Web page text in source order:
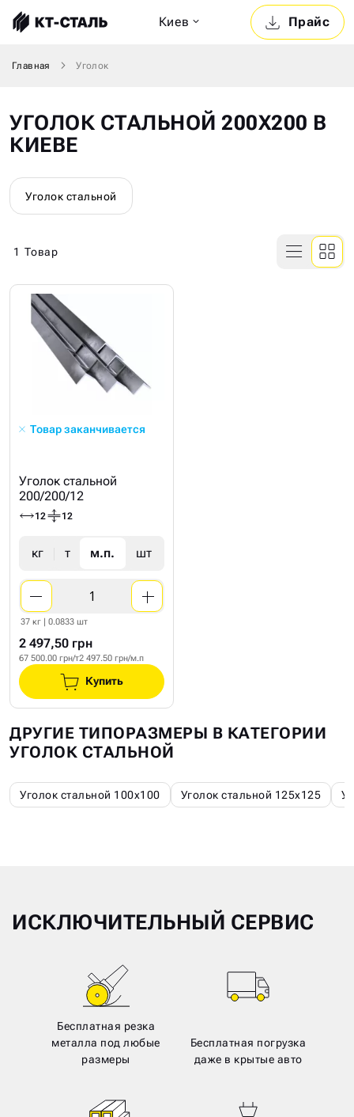
Прайс
Киев
Главная Уголок
УГОЛОК СТАЛЬНОЙ 200Х200 В
КИЕВЕ
Уголок стальной
1 Товар
Товар заканчивается
Уголок стальной
200/200/12
12 12
кг т м.п. шт
37 кг | 0.0833 шт
2 497,50 грн
67 500.00 грн/т2 497.50 грн/м.п
Купить
ДРУГИЕ ТИПОРАЗМЕРЫ В КАТЕГОРИИ
УГОЛОК СТАЛЬНОЙ
Уголок стальной 100х100 Уголок стальной 125х125
ИСКЛЮЧИТЕЛЬНЫЙ СЕРВИС
Бесплатная резка
металла под любые
размеры
Бесплатная погрузка
даже в крытые авто